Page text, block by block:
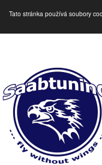
Tato stránka používá soubory